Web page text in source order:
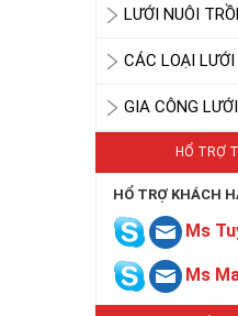
LƯỚI NUÔI
CÁC LOẠI
GIA CÔNG LƯỚI
HỔ TRỢ
HỔ TRỢ KHÁCH
Ms
Ms
LƯỚI HÀNG